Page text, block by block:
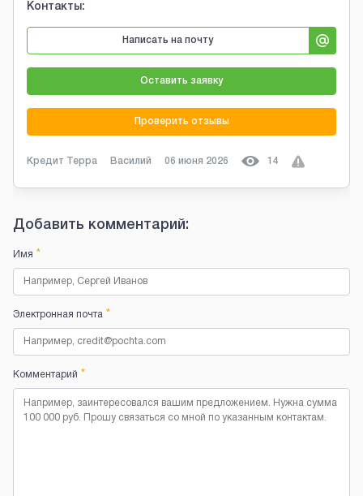
Контакты:
Написать на почту
Оставить заявку
Проверить отзывы
Кредит Терра Василий 06 июня 2026 14
Добавить комментарий:
Имя *
Электронная почта *
Комментарий *